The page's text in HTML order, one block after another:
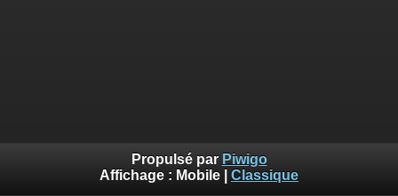
Propulsé par Piwigo
Affichage : Mobile Classique